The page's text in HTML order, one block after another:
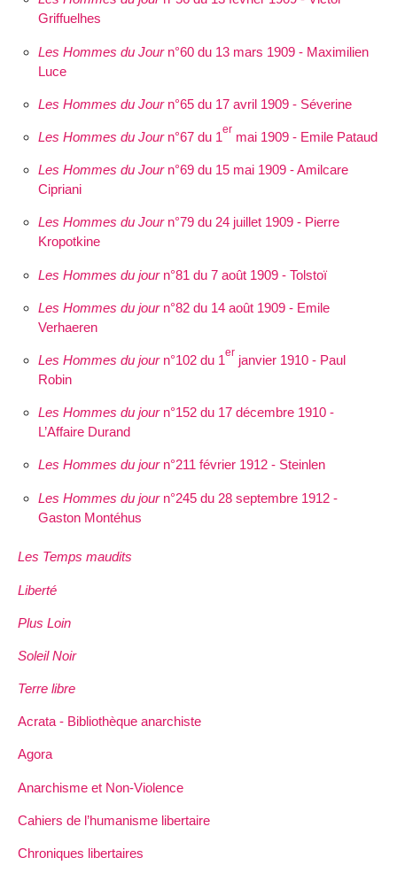
Griffuelhes
Les Hommes du Journ°60 du 13 mars 1909 - Maximilien
Luce
Les Hommes du Journ°65 du 17 avril 1909 - Séverine
Les Hommes du Journ°67 du 1er mai 1909 - Emile Pataud
Les Hommes du Journ°69 du 15 mai 1909 - Amilcare
Cipriani
Les Hommes du Journ°79 du 24 juillet 1909 - Pierre
Kropotkine
Les Hommes du journ°81 du 7 août 1909 - Tolstoï
Les Hommes du journ°82 du 14 août 1909 - Emile
Verhaeren
Les Hommes du journ°102 du 1er janvier 1910 - Paul
Robin
Les Hommes du journ°152 du 17 décembre 1910 -
L’Affaire Durand
Les Hommes du journ°211 février 1912 - Steinlen
Les Hommes du journ°245 du 28 septembre 1912 -
Gaston Montéhus
Les Temps maudits
Liberté
Plus Loin
Soleil Noir
Terre libre
Acrata - Bibliothèque anarchiste
Agora
Anarchisme et Non-Violence
Cahiers de l’humanisme libertaire
Chroniques libertaires